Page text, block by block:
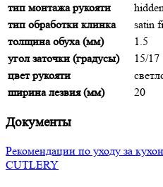
тип монтажа рукояти
тип обработки клинка
satin
толщина обуха (мм)
1.5
угол заточки (градусы)
15/17
цвет рукояти
ширина лезвия (мм)
20
Документы
Рекомендации по уходу за
CUTLERY